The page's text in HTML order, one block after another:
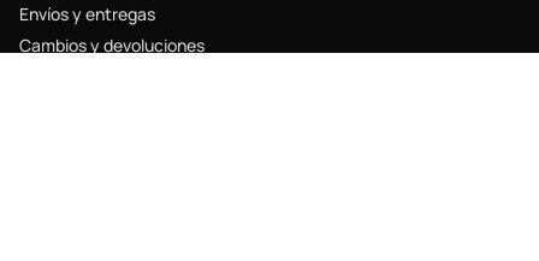
Envíos y entregas
Cambios y devoluciones